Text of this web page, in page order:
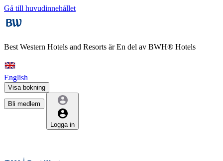
Gå till huvudinnehållet
Best Western Hotels and Resorts ärEn del av BWH® Hotels
English
Visa bokning
Bli medlem
Logga in